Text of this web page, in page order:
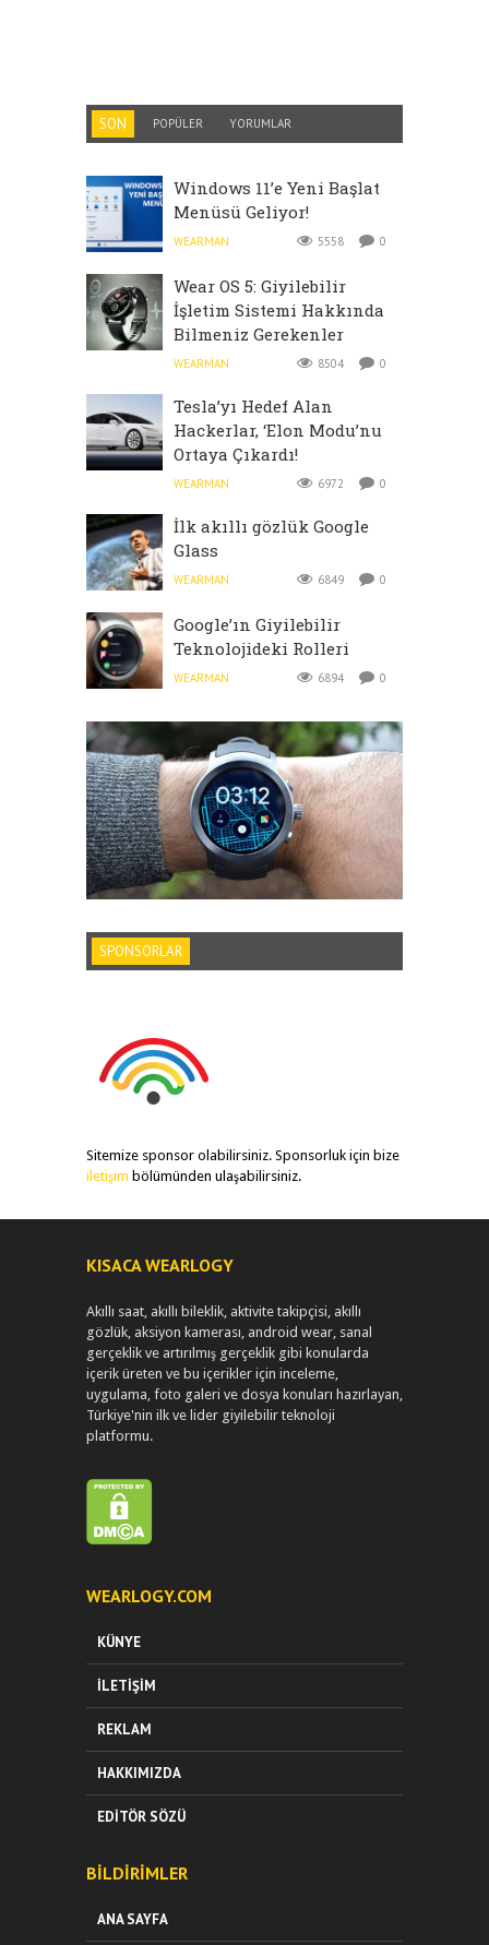
SON POPÜLER YORUMLAR
Windows 11’e Yeni Başlat
Menüsü Geliyor!
WEARMAN 5558 0
Wear OS 5: Giyilebilir
İşletim Sistemi Hakkında
Bilmeniz Gerekenler
WEARMAN 8504 0
Tesla’yı Hedef Alan
Hackerlar, ‘Elon Modu’nu
Ortaya Çıkardı!
WEARMAN 6972 0
İlk akıllı gözlük Google
Glass
WEARMAN 6849 0
Google’ın Giyilebilir
Teknolojideki Rolleri
WEARMAN 6894 0
SPONSORLAR
Sitemize sponsor olabilirsiniz. Sponsorluk için bize
iletişim bölümünden ulaşabilirsiniz.
KISACA WEARLOGY
Akıllı saat, akıllı bileklik, aktivite takipçisi, akıllı
gözlük, aksiyon kamerası, android wear, sanal
gerçeklik ve artırılmış gerçeklik gibi konularda
içerik üreten ve bu içerikler için inceleme,
uygulama, foto galeri ve dosya konuları hazırlayan,
Türkiye'nin ilk ve lider giyilebilir teknoloji
platformu.
WEARLOGY.COM
KÜNYE
İLETIŞIM
REKLAM
HAKKIMIZDA
EDITÖR SÖZÜ
BILDIRIMLER
ANA SAYFA